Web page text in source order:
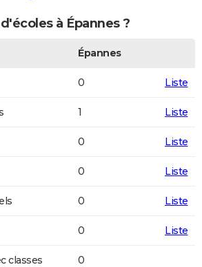
à Épannes ?
Épannes
0 Liste
1 Liste
0 Liste
0 Liste
0 Liste
0 Liste
classes
0